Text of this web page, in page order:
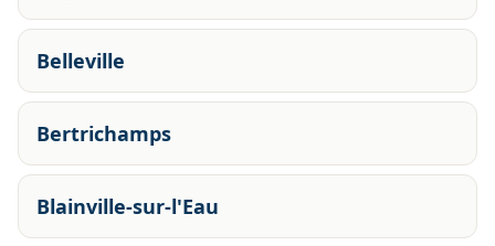
Belleville
Bertrichamps
Blainville-sur-l'Eau